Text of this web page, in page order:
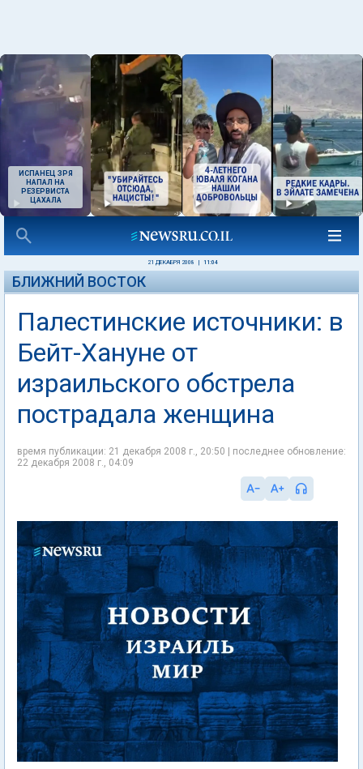
ИСПАНЕЦ ЗРЯ
НАПАЛ НА
РЕЗЕРВИСТА
ЦАХАЛА
21 ДЕКАБРЯ 2008 11:04
БЛИЖНИЙ ВОСТОК
Палестинские источники: в
Бейт-Хануне от
израильского обстрела
пострадала женщина
время публикации: 21 декабря 2008 г., 20:50 | последнее обновление:
22 декабря 2008 г., 04:09